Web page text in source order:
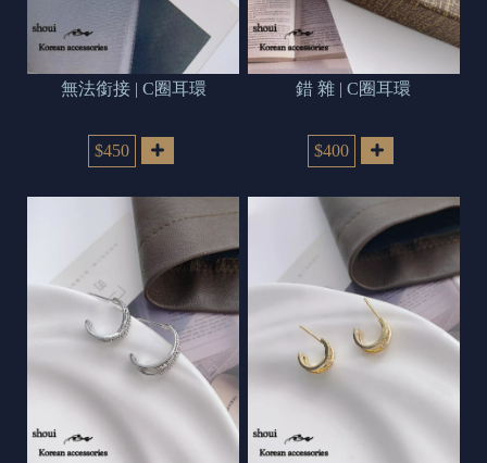
無法銜接 | C圈耳環
$450
錯 雜 | C圈耳環
$400